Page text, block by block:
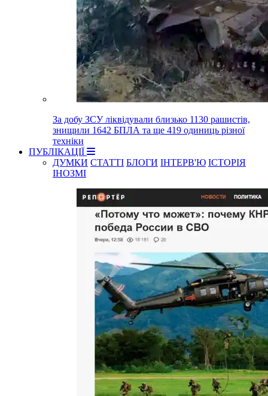
За добу ЗСУ ліквідували близько 1130 рашистів,
знищили 1642 БПЛА та ще 419 одиниць різної
техніки
ПУБЛІКАЦІЇ
ДУМКИ СТАТТІ БЛОГИ ІНТЕРВ'Ю ІСТОРІЯ
ІНОЗМІ